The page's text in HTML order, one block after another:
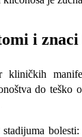
i znaci
kliničkih
do teško